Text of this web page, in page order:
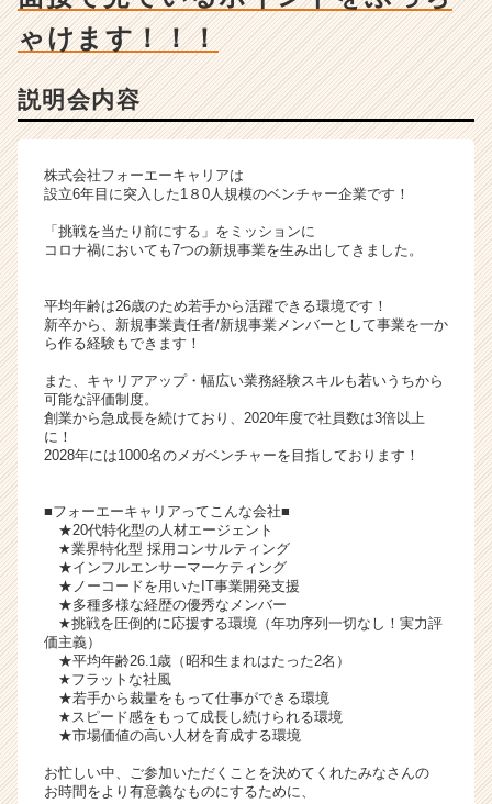
チ
ー・
企
業
か
ら
カ
ウ
が
届
く
就
サ
ア
キ
ャ
リ
ア
（C
h
e
r
C
a
r
ゃけます！！！
説明会内容
株式会社フォーエーキャリアは
設立6年目に突入した1８0人規模のベンチャー企業です！
「挑戦を当たり前にする」をミッションに
コロナ禍においても7つの新規事業を生み出してきました。
平均年齢は26歳のため若手から活躍できる環境です！
新卒から、新規事業責任者/新規事業メンバーとして事業を一か
ら作る経験もできます！
また、キャリアアップ・幅広い業務経験スキルも若いうちから
可能な評価制度。
創業から急成長を続けており、2020年度で社員数は3倍以上
に！
2028年には1000名のメガベンチャーを目指しております！
■フォーエーキャリアってこんな会社■
★20代特化型の人材エージェント
★業界特化型 採用コンサルティング
★インフルエンサーマーケティング
★ノーコードを用いたIT事業開発支援
★多種多様な経歴の優秀なメンバー
★挑戦を圧倒的に応援する環境（年功序列一切なし！実力評
価主義）
★平均年齢26.1歳（昭和生まれはたった2名）
★フラットな社風
★若手から裁量をもって仕事ができる環境
★スピード感をもって成長し続けられる環境
★市場価値の高い人材を育成する環境
お忙しい中、ご参加いただくことを決めてくれたみなさんの
お時間をより有意義なものにするために、